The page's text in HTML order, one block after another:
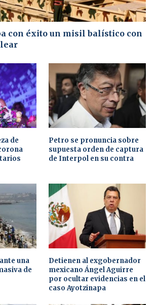
con éxito un misil balístico con
de
Petro se pronuncia sobre
supuesta orden de captura
de Interpol en su contra
una
de
Detienen al exgobernador
mexicano Ángel Aguirre
por ocultar evidencias en el
caso Ayotzinapa